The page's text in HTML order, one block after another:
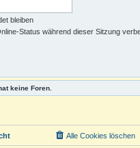
bleiben
Status während dieser Sitzung
keine Foren.
Alle Cookies löschen